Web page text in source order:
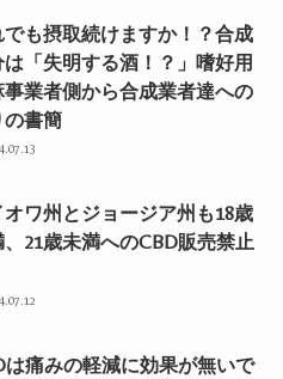
でも摂取続けますか！？合成
は「失明する酒！？」嗜好用
事業者側から合成業者達への
の書簡
オワ州とジョージア州も18歳
、21歳未満へのCBD販売禁止
は痛みの軽減に効果が無いで